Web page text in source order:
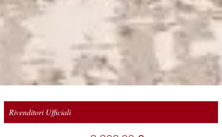
Rivenditori Ufficiali